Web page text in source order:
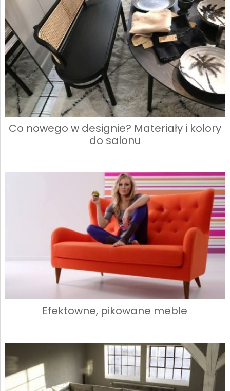
Co nowego w designie? Materiały i kolory
do salonu
Efektowne, pikowane meble